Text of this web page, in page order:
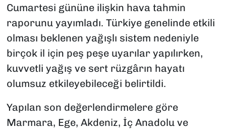
Cumartesi gününe ilişkin hava tahmin
raporunu yayımladı. Türkiye genelinde etkili
olması beklenen yağışlı sistem nedeniyle
birçok il için peş peşe uyarılar yapılırken,
kuvvetli yağış ve sert rüzgârın hayatı
olumsuz etkileyebileceği belirtildi.
Yapılan son değerlendirmelere göre
Marmara, Ege, Akdeniz, İç Anadolu ve